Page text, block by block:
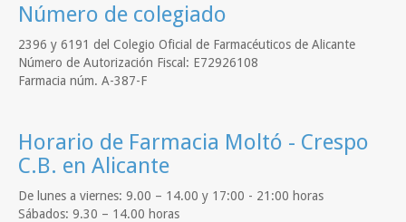
Número de colegiado
2396 y 6191 del Colegio Oficial de Farmacéuticos de Alicante
Número de Autorización Fiscal: E72926108
Farmacia núm. A-387-F
Horario de Farmacia Moltó - Crespo
C.B. en Alicante
De lunes a viernes: 9.00 – 14.00 y 17:00 - 21:00 horas
Sábados: 9.30 – 14.00 horas